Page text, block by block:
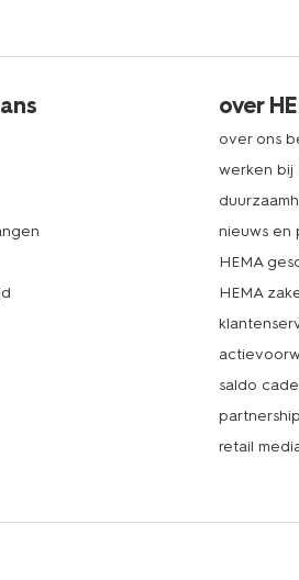
over
over ons
werken bij
nieuws en
HEMA
HEMA
saldo
retail